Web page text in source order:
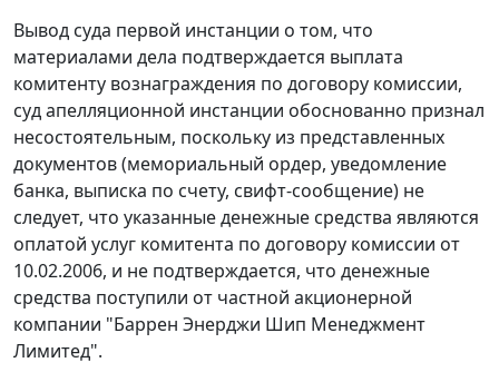
Вывод суда первой инстанции о том, что
материалами дела подтверждается выплата
комитенту вознаграждения по договору комиссии,
суд апелляционной инстанции обоснованно признал
несостоятельным, поскольку из представленных
документов (мемориальный ордер, уведомление
банка, выписка по счету, свифт-сообщение) не
следует, что указанные денежные средства являются
оплатой услуг комитента по договору комиссии от
10.02.2006, и не подтверждается, что денежные
средства поступили от частной акционерной
компании "Баррен Энерджи Шип Менеджмент
Лимитед".